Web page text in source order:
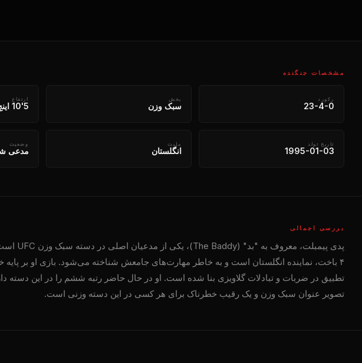
مشخصات جنگنده
رکورد
23-4-0
بخش
سبک وزن
ارتفاع
5'10 اینچ (178 سانتی متر)
تاریخ تولد
1995-01-03
ملیت
انگلستان
وضعیت
مدعی
بررسی اجمالی
۴ باخت، نماینده انگلستان است و به خاطر مهارت‌های جامعش شناخته می‌شود. بازی او بر پایه
تطبیق در ضربات و تبادلات گلاویزی بنا شده است. او در حال حاضر رتبه ششم را در این دسته
تصویر عنوان سبک وزن و یک رقیب خطرناک برای هر کسی در این دسته وزنی است.